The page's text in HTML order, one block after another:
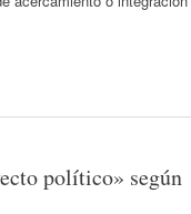
político» según